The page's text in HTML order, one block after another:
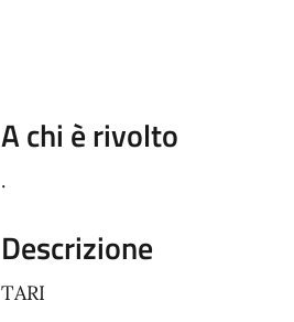
A chi è rivolto
.
Descrizione
TARI